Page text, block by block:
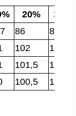
20%
30%
86
82
102
103
101,5
102
100,5 101